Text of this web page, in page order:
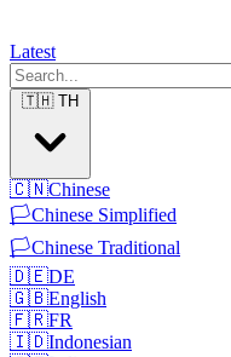
Latest
🇹🇭 TH
🇨🇳Chinese
🏳️Chinese Simplified
🏳️Chinese Traditional
🇩🇪DE
🇬🇧English
🇫🇷FR
🇮🇩Indonesian